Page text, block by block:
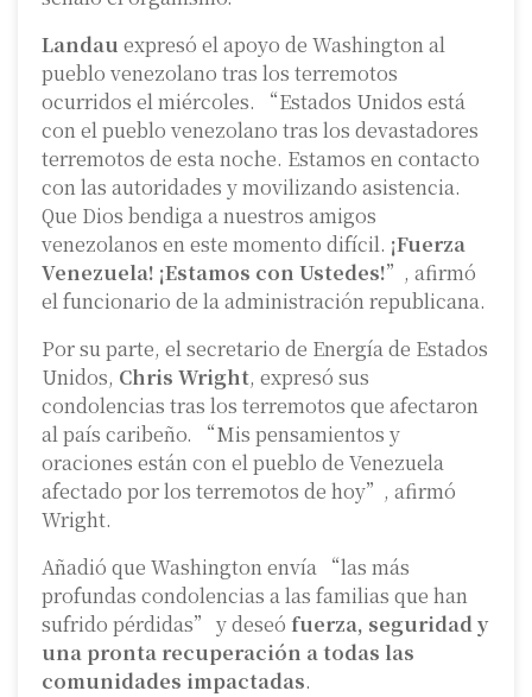
Landau expresó el apoyo de Washington al
pueblo venezolano tras los terremotos
ocurridos el miércoles. “Estados Unidos está
con el pueblo venezolano tras los devastadores
terremotos de esta noche. Estamos en contacto
con las autoridades y movilizando asistencia.
Que Dios bendiga a nuestros amigos
venezolanos en este momento difícil. ¡Fuerza
Venezuela! ¡Estamos con Ustedes!”, afirmó
el funcionario de la administración republicana.
Por su parte, el secretario de Energía de Estados
Unidos, Chris Wright, expresó sus
condolencias tras los terremotos que afectaron
al país caribeño. “Mis pensamientos y
oraciones están con el pueblo de Venezuela
afectado por los terremotos de hoy”, afirmó
Wright.
Añadió que Washington envía “las más
profundas condolencias a las familias que han
sufrido pérdidas” y deseó fuerza, seguridad y
una pronta recuperación a todas las
comunidades impactadas.